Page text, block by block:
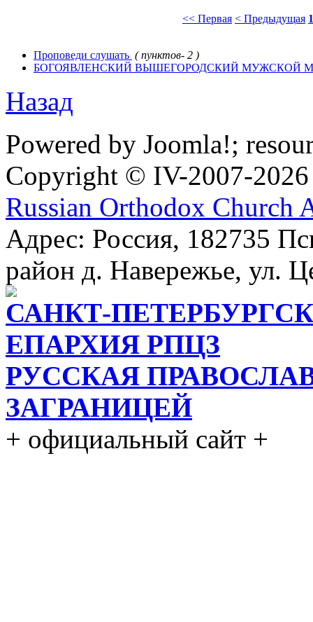
<< Первая < Предыдущая 1
Проповеди слушать ( пунктов- 2 )
БOГОЯВЛЕНСКИЙ ВЫШЕГОРОДСКИЙ МУЖСКОЙ
Назад
Powered by Joomla!;
Copyright © IV-2007-2026
Russian Orthodox Church
Адрес: Россия, 182735
район д. Навережье, ул.
САНКТ-
ЕПАРХИЯ РПЦЗ
РУССКАЯ
ЗАГРАНИЦЕЙ
+ официальный сайт +